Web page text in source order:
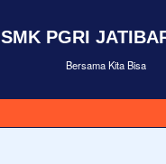
SMK PGRI
Bersama Kita Bisa